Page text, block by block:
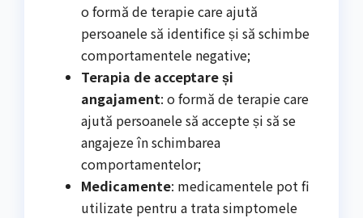
o formă de terapie care ajută
persoanele să identifice și să schimbe
comportamentele negative;
Terapia de acceptare și
angajament: o formă de terapie care
ajută persoanele să accepte și să se
angajeze în schimbarea
comportamentelor;
Medicamente: medicamentele pot fi
utilizate pentru a trata simptomele